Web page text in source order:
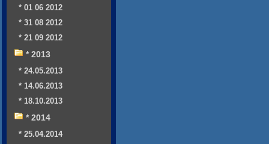
* 01 06 2012
* 31 08 2012
* 21 09 2012
* 2013
* 24.05.2013
* 14.06.2013
* 18.10.2013
* 2014
* 25.04.2014